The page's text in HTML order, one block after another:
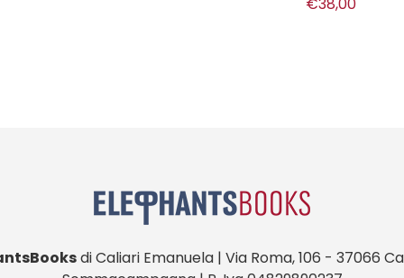
di Caliari Emanuela | Via Roma, 106 - 37066